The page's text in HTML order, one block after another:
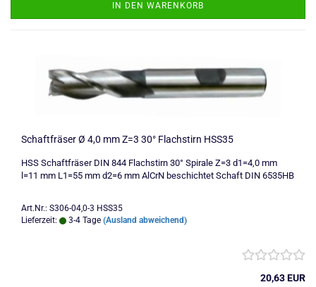
IN DEN WARENKORB
Schaftfräser Ø 4,0 mm Z=3 30° Flachstirn HSS35
HSS Schaftfräser DIN 844 Flachstirn 30° Spirale Z=3 d1=4,0 mm
l=11 mm L1=55 mm d2=6 mm AlCrN beschichtet Schaft DIN 6535HB
Art.Nr.: S306-04,0-3 HSS35
Lieferzeit:
3-4 Tage (Ausland abweichend)
20,63 EUR